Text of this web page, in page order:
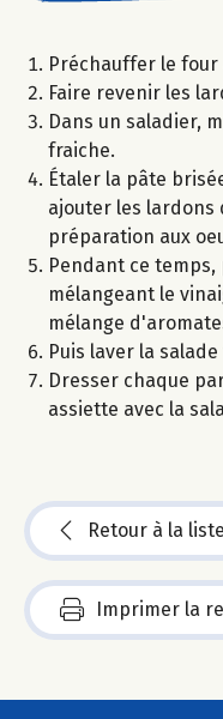
Préchauffer le four
Faire revenir les
Dans un saladier,
fraiche.
Étaler la pâte
ajouter les lardons
préparation aux
Pendant ce
mélangeant le
mélange
Puis laver la
Dresser chaque
assiette avec la
Retour à la liste
Imprimer la